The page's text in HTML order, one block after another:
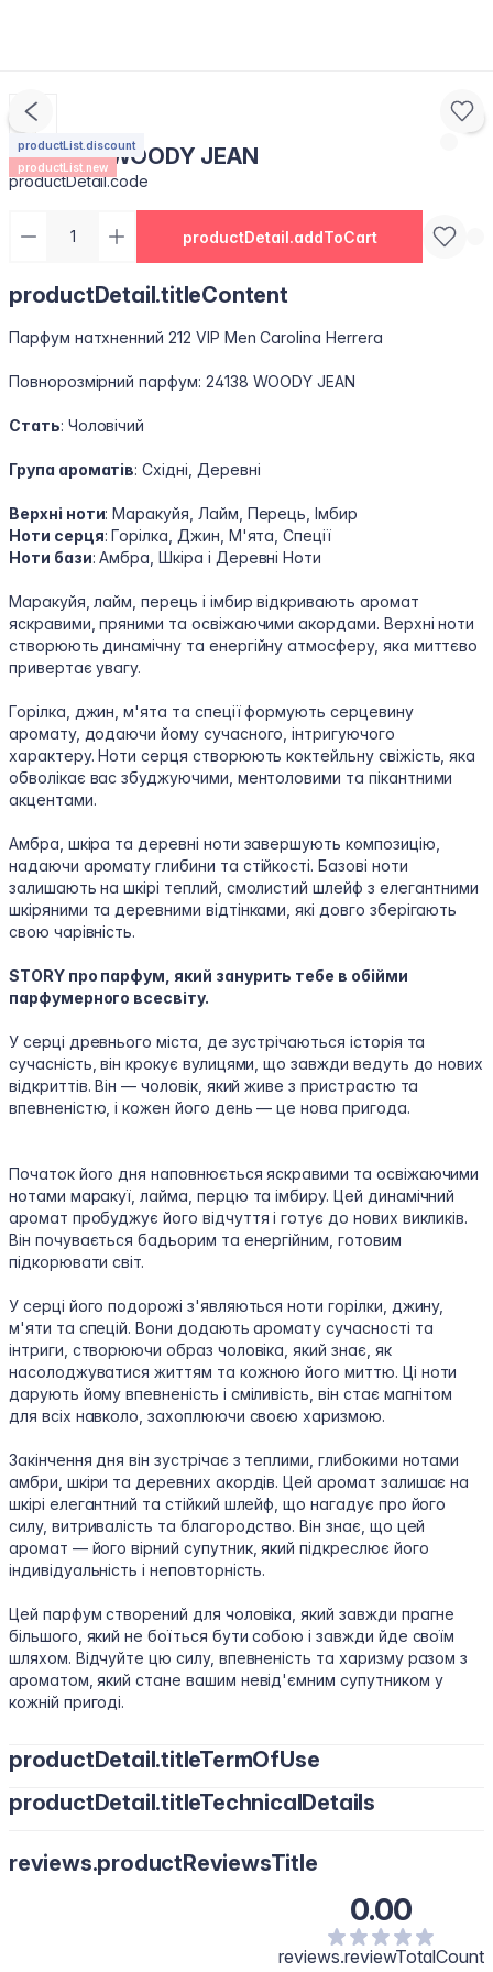
productList.discount
productList.new
Пробник WOODY JEAN
productDetail.code
productDetail.addToCart
productDetail.titleContent
Парфум натхненний 212 VIP Men Carolina Herrera
Повнорозмірний парфум: 24138 WOODY JEAN
Стать: Чоловічий
Група ароматів: Східні, Деревні
Верхні ноти: Маракуйя, Лайм, Перець, Імбир
Ноти серця: Горілка, Джин, М'ята, Спеції
Ноти бази: Амбра, Шкіра і Деревні Ноти
Маракуйя, лайм, перець і імбир відкривають аромат
яскравими, пряними та освіжаючими акордами. Верхні ноти
створюють динамічну та енергійну атмосферу, яка миттєво
привертає увагу.
Горілка, джин, м'ята та спеції формують серцевину
аромату, додаючи йому сучасного, інтригуючого
характеру. Ноти серця створюють коктейльну свіжість, яка
обволікає вас збуджуючими, ментоловими та пікантними
акцентами.
Амбра, шкіра та деревні ноти завершують композицію,
надаючи аромату глибини та стійкості. Базові ноти
залишають на шкірі теплий, смолистий шлейф з елегантними
шкіряними та деревними відтінками, які довго зберігають
свою чарівність.
STORY про парфум, який занурить тебе в обійми
парфумерного всесвіту.
​У серці древнього міста, де зустрічаються історія та
сучасність, він крокує вулицями, що завжди ведуть до нових
відкриттів. Він — чоловік, який живе з пристрастю та
впевненістю, і кожен його день — це нова пригода.
Початок його дня наповнюється яскравими та освіжаючими
нотами маракуї, лайма, перцю та імбиру. Цей динамічний
аромат пробуджує його відчуття і готує до нових викликів.
Він почувається бадьорим та енергійним, готовим
підкорювати світ.
У серці його подорожі з'являються ноти горілки, джину,
м'яти та спецій. Вони додають аромату сучасності та
інтриги, створюючи образ чоловіка, який знає, як
насолоджуватися життям та кожною його миттю. Ці ноти
дарують йому впевненість і сміливість, він стає магнітом
для всіх навколо, захоплюючи своєю харизмою.
Закінчення дня він зустрічає з теплими, глибокими нотами
амбри, шкіри та деревних акордів. Цей аромат залишає на
шкірі елегантний та стійкий шлейф, що нагадує про його
силу, витривалість та благородство. Він знає, що цей
аромат — його вірний супутник, який підкреслює його
індивідуальність і неповторність.
Цей парфум створений для чоловіка, який завжди прагне
більшого, який не боїться бути собою і завжди йде своїм
шляхом. Відчуйте цю силу, впевненість та харизму разом з
ароматом, який стане вашим невід'ємним супутником у
кожній пригоді.
productDetail.titleTermOfUse
Застосування:Наносити аромат потрібно на точки
на внутрішню сторону зап'ястя (не тріть
зап'ястя одне об одне – це руйнує аромат)
нанесіть аромат на згини ліктів і в підколінні
productDetail.titleTechnicalDetails
reviews.productReviewsTitle
0.00
reviews.reviewTotalCount